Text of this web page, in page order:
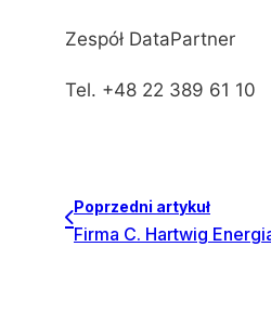
Zespół DataPartner
Tel. +48 22 389 61 10
Poprzedni artykuł